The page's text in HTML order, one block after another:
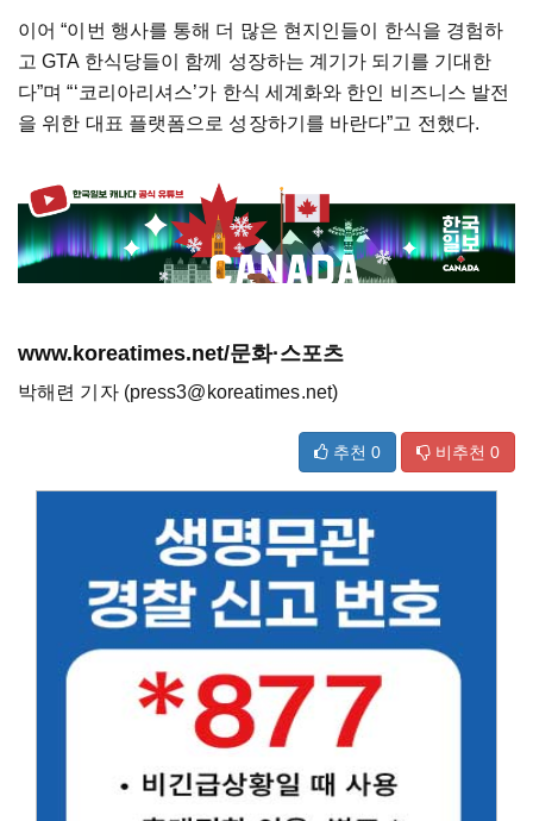
이어 “이번 행사를 통해 더 많은 현지인들이 한식을 경험하
고 GTA 한식당들이 함께 성장하는 계기가 되기를 기대한
다”며 “‘코리아리셔스’가 한식 세계화와 한인 비즈니스 발전
을 위한 대표 플랫폼으로 성장하기를 바란다”고 전했다.
www.koreatimes.net/문화·스포츠
박해련 기자 (press3@koreatimes.net)
추천 0 비추천 0